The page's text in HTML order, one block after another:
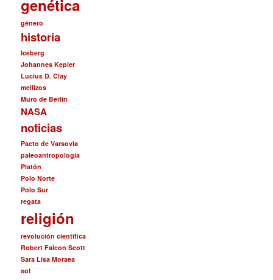
genética
género
historia
Iceberg
Johannes Kepler
Lucius D. Clay
mellizos
Muro de Berlín
NASA
noticias
Pacto de Varsovia
paleoantropología
Platón
Polo Norte
Polo Sur
regata
religión
revolución científica
Robert Falcon Scott
Sara Lisa Moraea
sol